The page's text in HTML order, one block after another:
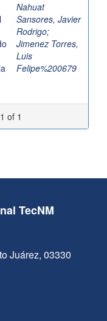
Nahuat
Sansores, Javier
Rodrigo;
Jimenez Torres,
Luis
Felipe%200679
of 1
TecNM
Juárez, 03330